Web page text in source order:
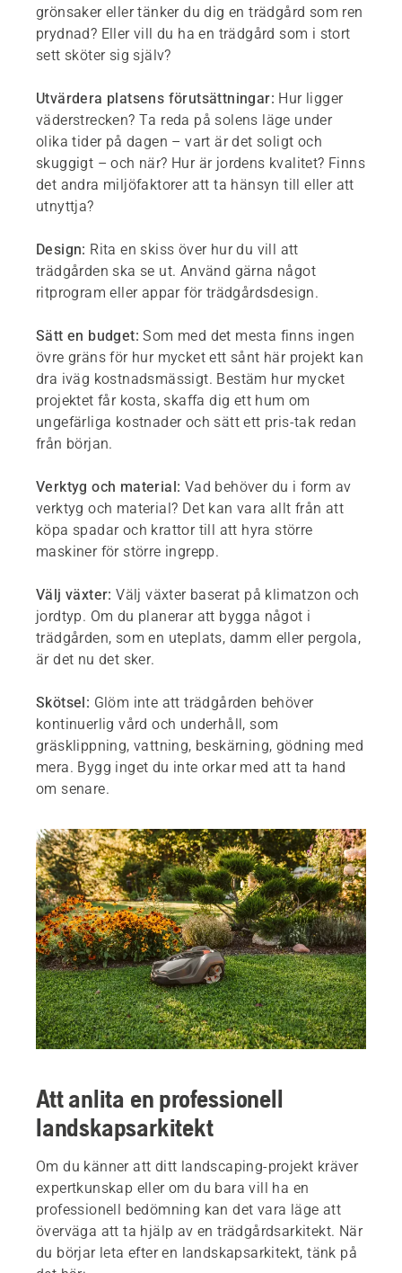
grönsaker eller tänker du dig en trädgård som ren
prydnad? Eller vill du ha en trädgård som i stort
sett sköter sig själv?
Utvärdera platsens förutsättningar: Hur ligger
väderstrecken? Ta reda på solens läge under
olika tider på dagen – vart är det soligt och
skuggigt – och när? Hur är jordens kvalitet? Finns
det andra miljöfaktorer att ta hänsyn till eller att
utnyttja?
Design: Rita en skiss över hur du vill att
trädgården ska se ut. Använd gärna något
ritprogram eller appar för trädgårdsdesign.
Sätt en budget: Som med det mesta finns ingen
övre gräns för hur mycket ett sånt här projekt kan
dra iväg kostnadsmässigt. Bestäm hur mycket
projektet får kosta, skaffa dig ett hum om
ungefärliga kostnader och sätt ett pris-tak redan
från början.
Verktyg och material: Vad behöver du i form av
verktyg och material? Det kan vara allt från att
köpa spadar och krattor till att hyra större
maskiner för större ingrepp.
Välj växter: Välj växter baserat på klimatzon och
jordtyp. Om du planerar att bygga något i
trädgården, som en uteplats, damm eller pergola,
är det nu det sker.
Skötsel: Glöm inte att trädgården behöver
kontinuerlig vård och underhåll, som
gräsklippning, vattning, beskärning, gödning med
mera. Bygg inget du inte orkar med att ta hand
om senare.
Att anlita en professionell
landskapsarkitekt
Om du känner att ditt landscaping-projekt kräver
expertkunskap eller om du bara vill ha en
professionell bedömning kan det vara läge att
överväga att ta hjälp av en trädgårdsarkitekt. När
du börjar leta efter en landskapsarkitekt, tänk på